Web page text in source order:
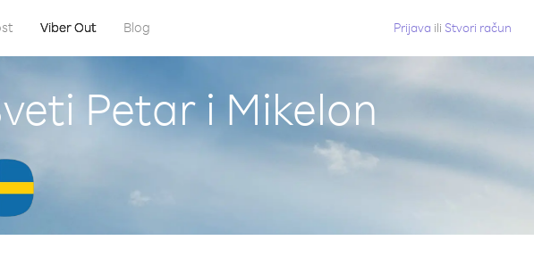
Viber Out Blog Prijava ili Stvori račun
Petar i Mikelon